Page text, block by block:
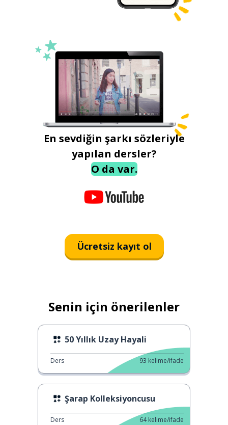
En sevdiğin şarkı sözleriyle
yapılan dersler?
O da var.
Ücretsiz kayıt ol
Senin için önerilenler
50 Yıllık Uzay Hayali
Ders 93 kelime/ifade
Şarap Kolleksiyoncusu
Ders 64 kelime/ifade